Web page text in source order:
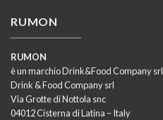
RUMON
RUMON
è un marchio Drink&Food Company srl
Drink & Food Company srl
Via Grotte di Nottola snc
04012 Cisterna di Latina – Italy